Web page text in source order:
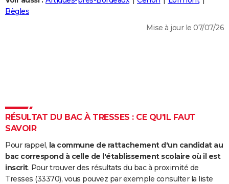
Destinations
City break
Voyage nature
Voyage de noces
Forum
Climat
+
PHOTO
Dictionnaire
Biographies
Citations
Expressions
Proverbes
PROGRAMME TV
S'inscrire
Se connecter
Lycées
Collèges
Primaires
Universités
Entreprises
Service militaire
Avis de recherche
AVIS DE DÉCÈS
FORUM
Bègles
Mise à jour le 07/07/26
RÉSULTAT DU BAC À TRESSES : CE QU'IL FAUT
SAVOIR
Pour rappel, la commune de rattachement d'un candidat au
bac correspond à celle de l'établissement scolaire où il est
inscrit. Pour trouver des résultats du bac à proximité de
Tresses (33370), vous pouvez par exemple consulter la liste